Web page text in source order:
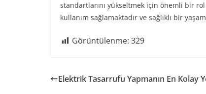
standartlarını yükseltmek için önemli bir
kullanım sağlamaktadır ve sağlıklı bir
Görüntülenme: 329
Elektrik Tasarrufu Yapmanın En Kolay